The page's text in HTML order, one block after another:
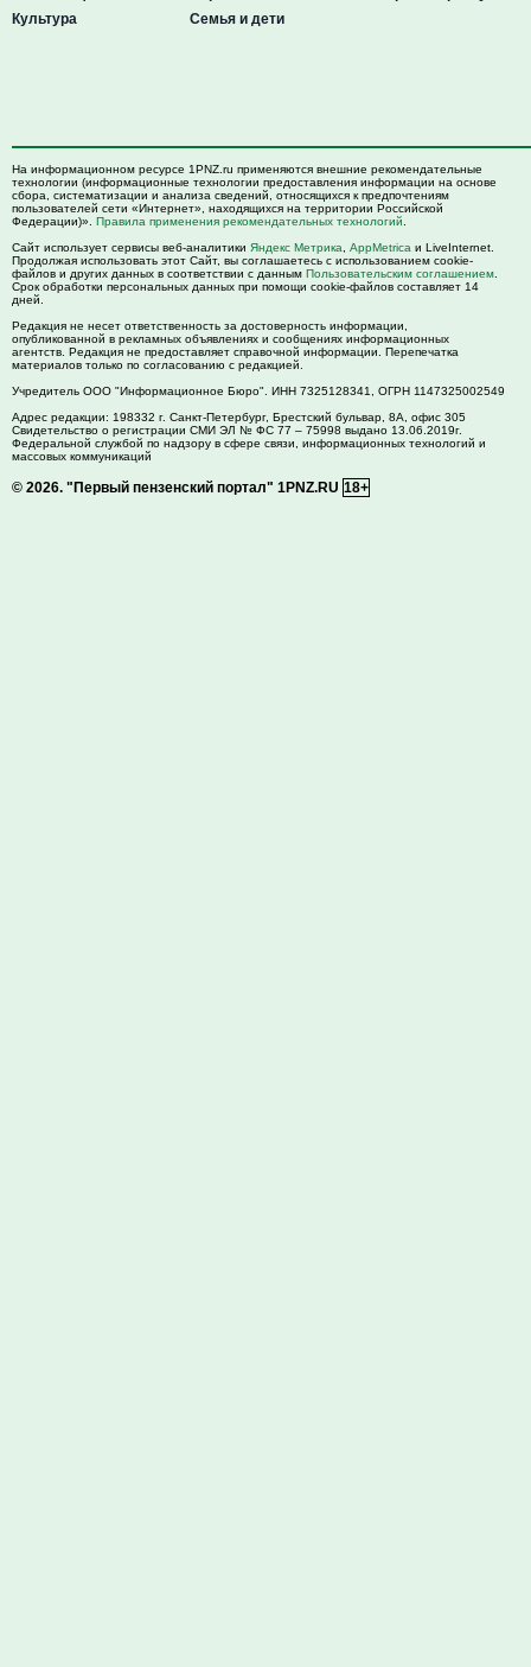
Культура
Семья и дети
На информационном ресурсе 1PNZ.ru применяются внешние рекомендательные
технологии (информационные технологии предоставления информации на основе
сбора, систематизации и анализа сведений, относящихся к предпочтениям
пользователей сети «Интернет», находящихся на территории Российской
Федерации)». Правила применения рекомендательных технологий
Сайт использует сервисы веб-аналитики Яндекс Метрика AppMetrica и LiveInternet.
Продолжая использовать этот Сайт, вы соглашаетесь с использованием cookie-
файлов и других данных в соответствии с данным Пользовательским соглашением
Срок обработки персональных данных при помощи cookie-файлов составляет 14
дней.
Редакция не несет ответственность за достоверность информации,
опубликованной в рекламных объявлениях и сообщениях информационных
агентств. Редакция не предоставляет справочной информации. Перепечатка
материалов только по согласованию с редакцией.
Учредитель ООО "Информационное Бюро". ИНН 7325128341, ОГРН 1147325002549
Адрес редакции: 198332 г. Санкт-Петербург, Брестский бульвар, 8А, офис 305
Свидетельство о регистрации СМИ ЭЛ № ФС 77 – 75998 выдано 13.06.2019г.
Федеральной службой по надзору в сфере связи, информационных технологий и
массовых коммуникаций
© 2026. "Первый пензенский портал" 1PNZ.RU 18+